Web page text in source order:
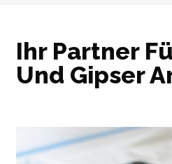
Ihr Partner
Und Gipser